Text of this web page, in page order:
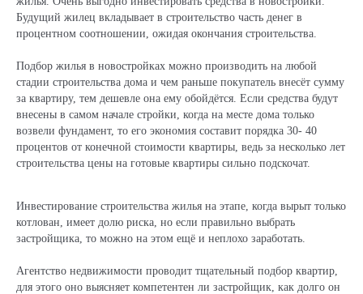
Будущий жилец вкладывает в строительство часть денег в
процентном соотношении, ожидая окончания строительства.
Подбор жилья в новостройках можно производить на любой
стадии строительства дома и чем раньше покупатель внесёт сумму
за квартиру, тем дешевле она ему обойдётся. Если средства будут
внесены в самом начале стройки, когда на месте дома только
возвели фундамент, то его экономия составит порядка 30- 40
процентов от конечной стоимости квартиры, ведь за несколько лет
строительства цены на готовые квартиры сильно подскочат.
Инвестирование строительства жилья на этапе, когда вырыт только
котлован, имеет долю риска, но если правильно выбрать
застройщика, то можно на этом ещё и неплохо заработать.
Агентство недвижимости проводит тщательный подбор квартир,
для этого оно выясняет компетентен ли застройщик, как долго он